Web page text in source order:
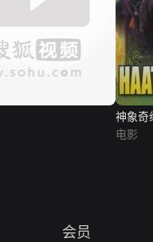
神象奇
电影
会员